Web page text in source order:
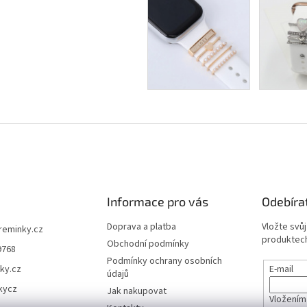
Informace pro vás
Doprava a platba
Obchodní podmínky
Podmínky ochrany osobních
údajů
Jak nakupovat
Vložte
E-mail